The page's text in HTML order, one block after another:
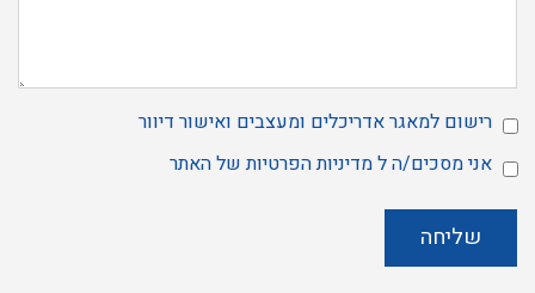
הרשמה
רישום למאגר אדריכלים ומעצבים ואישור דיוור
מסכים/ה
מדיניות
הפרטיותשל
אני מסכים/ה למדיניות הפרטיותשל האתר
שליחה